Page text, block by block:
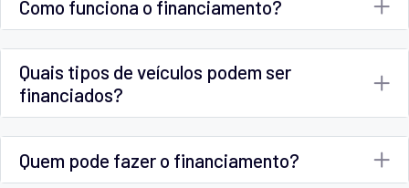
Como funciona o financiamento?
Quais tipos de veículos podem ser
financiados?
Quem pode fazer o financiamento?